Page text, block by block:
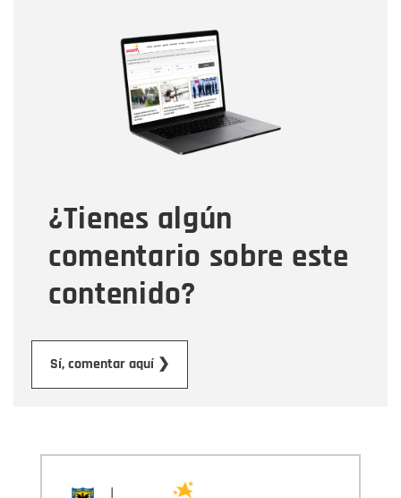
¿Tienes algún
comentario sobre este
contenido?
Sí, comentar aquí ❯
Correo electrónico
Tipo de comentario
Mensaje